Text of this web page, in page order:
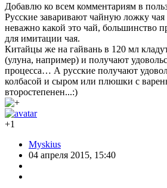
Добавлю ко всем комментариям в
Русские заваривают чайную ложку
неважно какой это чай, большинство
для имитации чая.
Китайцы же на гайвань в 120 мл
(улуна, например) и получают
процесса… А русские получают
колбасой и сыром или плюшки с
второстепенен...:)
+1
Myskius
04 апреля 2015, 15:40